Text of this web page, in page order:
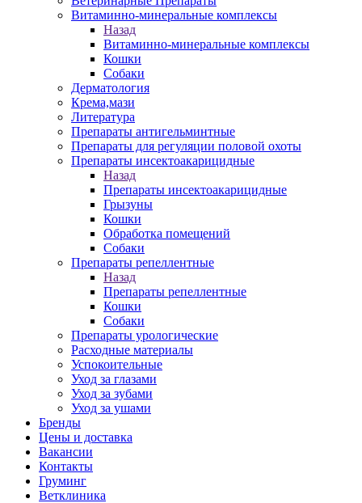
Витаминно-минеральные комплексы
Назад
Витаминно-минеральные комплексы
Кошки
Собаки
Дерматология
Крема,мази
Литература
Препараты антигельминтные
Препараты для регуляции половой охоты
Препараты инсектоакарицидные
Назад
Препараты инсектоакарицидные
Грызуны
Кошки
Обработка помещений
Собаки
Препараты репеллентные
Назад
Препараты репеллентные
Кошки
Собаки
Препараты урологические
Расходные материалы
Успокоительные
Уход за глазами
Уход за зубами
Уход за ушами
Бренды
Цены и доставка
Вакансии
Контакты
Груминг
Ветклиника